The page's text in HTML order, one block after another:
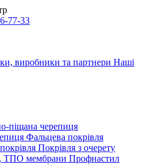
77-33
виробники та партнери Наші
піщана черепиця
Фальцева покрівля
Покрівля з очерету
мембрани Профнастил